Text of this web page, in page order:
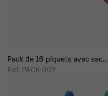
Pack de 16 piquets avec sac...
Ref: PACK-007